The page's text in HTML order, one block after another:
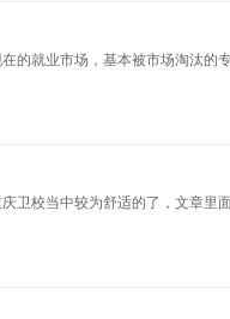
的就业市场，基本被市场淘汰的
卫校当中较为舒适的了，文章里